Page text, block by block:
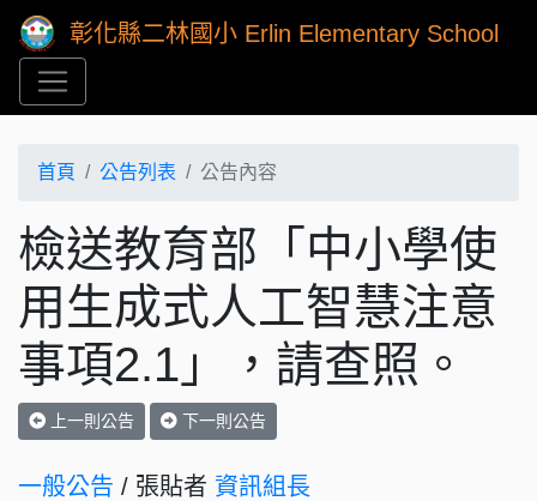
彰化縣二林國小 Erlin Elementary School
首頁 公告列表 公告內容
檢送教育部「中小學使
用生成式人工智慧注意
事項2.1」，請查照。
上一則公告 下一則公告
一般公告 / 張貼者 資訊組長